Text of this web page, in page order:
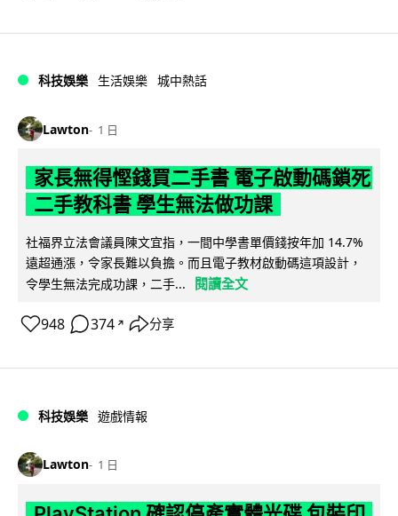
科技娛樂 生活娛樂 城中熱話
Lawton 1 日
家長無得慳錢買二手書 電子啟動碼鎖死
二手教科書 學生無法做功課
社福界立法會議員陳文宜指，一間中學書單價錢按年加 14.7%
遠超通漲，令家長難以負擔。而且電子教材啟動碼這項設計，
令學生無法完成功課，二手...
閱讀全文
948 374 ↗ 分享
科技娛樂 遊戲情報
Lawton 1 日